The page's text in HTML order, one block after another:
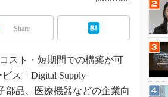
ールド
ト展
ンタ
ルツインとCAE
Share
スト・短期間での構築が可
ス「Digital Supply
部品、医療機器などの企業向